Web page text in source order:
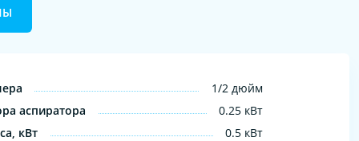
1/2 дюйм
аспиратора
0.25 кВт
кВт
0.5 кВт